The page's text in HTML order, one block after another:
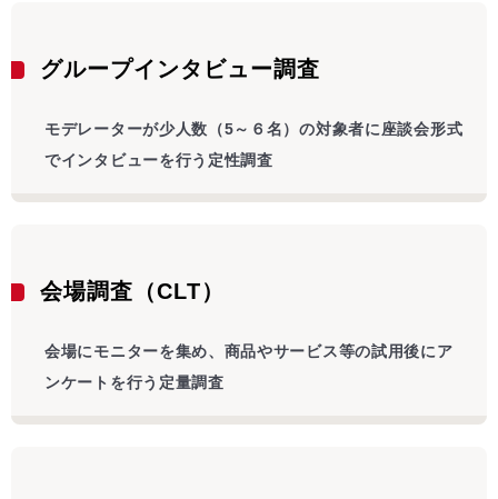
グループインタビュー調査
モデレーターが少人数（5～６名）の対象者に座談会形式
でインタビューを行う定性調査
会場調査（CLT）
会場にモニターを集め、商品やサービス等の試用後にア
ンケートを行う定量調査